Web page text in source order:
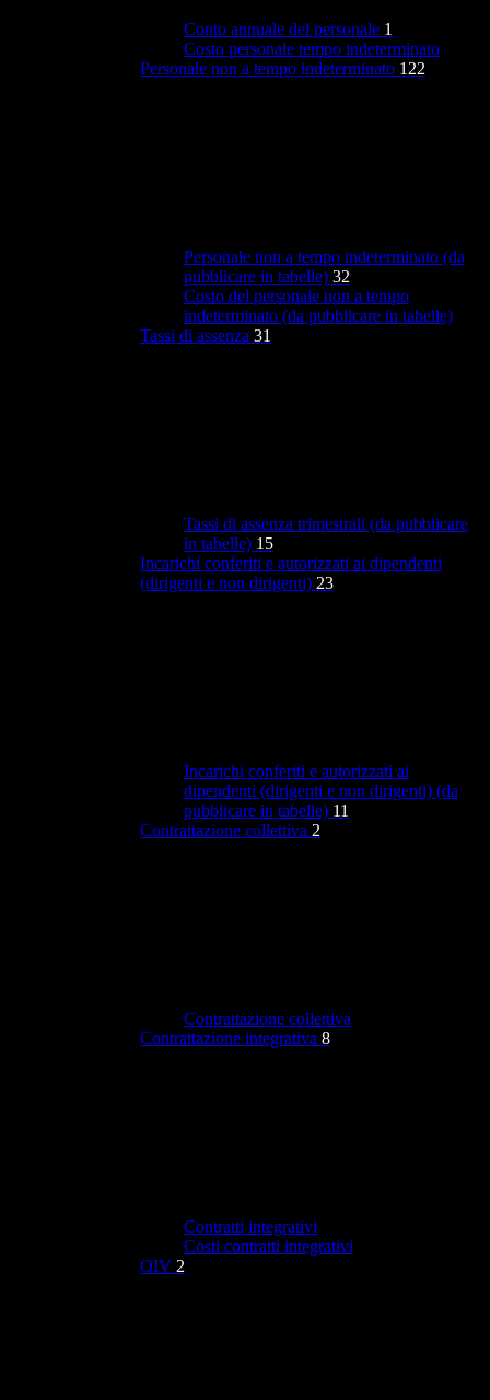
Conto annuale del personale 1
Costo personale tempo indeterminato
Personale non a tempo indeterminato 122
Personale non a tempo indeterminato (da
pubblicare in tabelle) 32
Costo del personale non a tempo
indeterminato (da pubblicare in tabelle)
Tassi di assenza 31
Tassi di assenza trimestrali (da pubblicare
in tabelle) 15
Incarichi conferiti e autorizzati ai dipendenti
(dirigenti e non dirigenti) 23
Incarichi conferiti e autorizzati ai
dipendenti (dirigenti e non dirigenti) (da
pubblicare in tabelle) 11
Contrattazione collettiva 2
Contrattazione collettiva
Contrattazione integrativa 8
Contratti integrativi
Costi contratti integrativi
OIV 2